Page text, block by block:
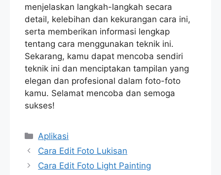
menjelaskan langkah-langkah secara
detail, kelebihan dan kekurangan cara ini,
serta memberikan informasi lengkap
tentang cara menggunakan teknik ini.
Sekarang, kamu dapat mencoba sendiri
teknik ini dan menciptakan tampilan yang
elegan dan profesional dalam foto-foto
kamu. Selamat mencoba dan semoga
sukses!
Categories
Aplikasi
Cara Edit Foto Lukisan
Cara Edit Foto Light Painting